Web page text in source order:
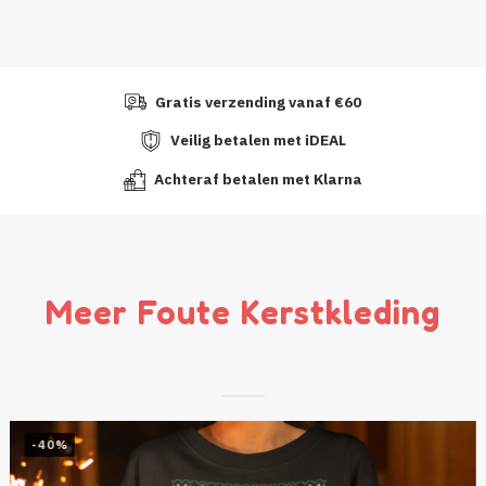
Gratis verzending vanaf €60
Veilig betalen met iDEAL
Achteraf betalen met Klarna
Meer Foute Kerstkleding
-40%